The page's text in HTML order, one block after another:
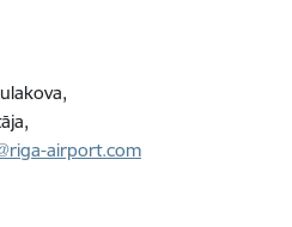
airport.com